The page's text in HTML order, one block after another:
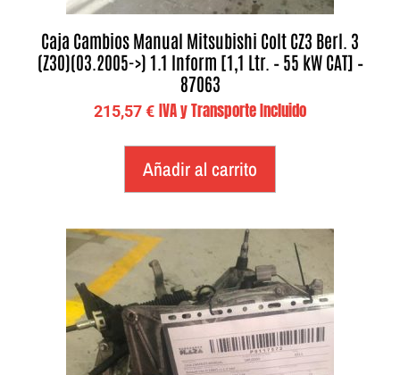
Caja Cambios Manual Mitsubishi Colt CZ3 Berl. 3
(Z30)(03.2005->) 1.1 Inform [1,1 Ltr. – 55 kW CAT] –
87063
215,57€ IVA y Transporte Incluido
Añadir al carrito